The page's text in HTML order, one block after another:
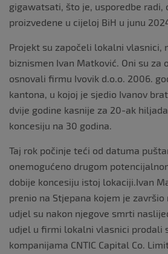
gigawatsati, što je, usporedbe radi,
proizvedene u cijeloj BiH u junu
Projekt su započeli lokalni vlasnici,
biznismen Ivan Matković. Oni su za
osnovali firmu Ivovik d.o.o. 2006.
kantona, u kojoj je sjedio Ivanov
dvije godine kasnije za 20-ak
koncesiju na 30 godina.
Taj rok počinje teći od datuma
onemogućeno drugom
dobije koncesiju istoj lokaciji.Ivan
prenio na Stjepana kojem je
udjel su nakon njegove smrti
udjel u firmi lokalni vlasnici prodali
kompanijama CNTIC Capital Co.